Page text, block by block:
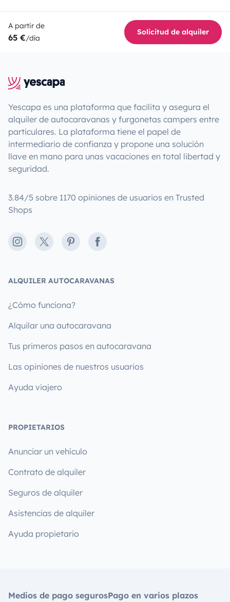
A partir de
65 €/día
Solicitud de alquiler
Yescapa es una plataforma que facilita y asegura el
alquiler de autocaravanas y furgonetas campers entre
particulares. La plataforma tiene el papel de
intermediario de confianza y propone una solución
llave en mano para unas vacaciones en total libertad y
seguridad.
3.84/5 sobre 1170 opiniones de usuarios en Trusted
Shops
Instagram
X PinterestFacebook
ALQUILER AUTOCARAVANAS
¿Cómo funciona?
Alquilar una autocaravana
Tus primeros pasos en autocaravana
Las opiniones de nuestros usuarios
Ayuda viajero
PROPIETARIOS
Anunciar un vehículo
Contrato de alquiler
Seguros de alquiler
Asistencias de alquiler
Ayuda propietario
Medios de pago segurosPago en varios plazos